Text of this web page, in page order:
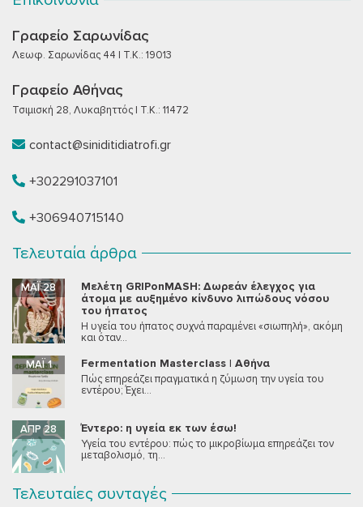
Γραφείο Σαρωνίδας
Λεωφ. Σαρωνίδας 44 | T.K.: 19013
Γραφείο Αθήνας
Τσιμισκή 28, Λυκαβηττός | T.K.: 11472
contact@siniditidiatrofi.gr
+302291037101
+306940715140
Τελευταία άρθρα
Μελέτη GRIPonMASH: Δωρεάν έλεγχος για
άτομα με αυξημένο κίνδυνο λιπώδους νόσου
του ήπατος
ΜΆΙ 28
Η υγεία του ήπατος συχνά παραμένει «σιωπηλή», ακόμη
και όταν...
Fermentation Masterclass | Αθήνα
ΜΆΙ 1
Πώς επηρεάζει πραγματικά η ζύμωση την υγεία του
εντέρου; Έχει...
Έντερο: η υγεία εκ των έσω!
ΑΠΡ 28
Υγεία του εντέρου: πώς το μικροβίωμα επηρεάζει τον
μεταβολισμό, τη...
Τελευταίες συνταγές